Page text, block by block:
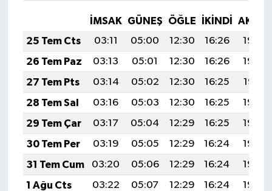
İMSAK GÜNEŞ ÖĞLE İKINDI
25 Tem Cts
03:11 05:00 12:30 16:26
19:49
26 Tem Paz
03:13 05:01 12:30 16:26
19:48
27 Tem Pts
03:14 05:02 12:30 16:25
19:47
28 Tem Sal
03:16 05:03 12:30 16:25
19:46
29 Tem Çar
03:17 05:04 12:29 16:25
19:45
30 Tem Per
03:19 05:05 12:29 16:24
19:44
31 Tem Cum
03:20 05:06 12:29 16:24
19:43
1 Ağu Cts
03:22 05:07 12:29 16:24
19:42